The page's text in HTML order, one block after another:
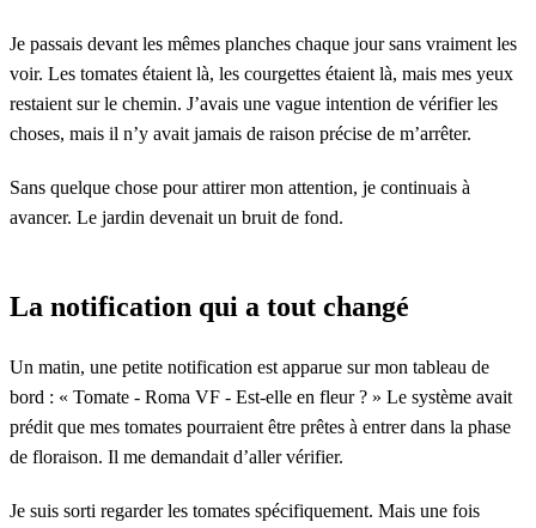
Je passais devant les mêmes planches chaque jour sans vraiment les
voir. Les tomates étaient là, les courgettes étaient là, mais mes yeux
restaient sur le chemin. J’avais une vague intention de vérifier les
choses, mais il n’y avait jamais de raison précise de m’arrêter.
Sans quelque chose pour attirer mon attention, je continuais à
avancer. Le jardin devenait un bruit de fond.
La notification qui a tout changé
Un matin, une petite notification est apparue sur mon tableau de
bord : « Tomate - Roma VF - Est-elle en fleur ? » Le système avait
prédit que mes tomates pourraient être prêtes à entrer dans la phase
de floraison. Il me demandait d’aller vérifier.
Je suis sorti regarder les tomates spécifiquement. Mais une fois